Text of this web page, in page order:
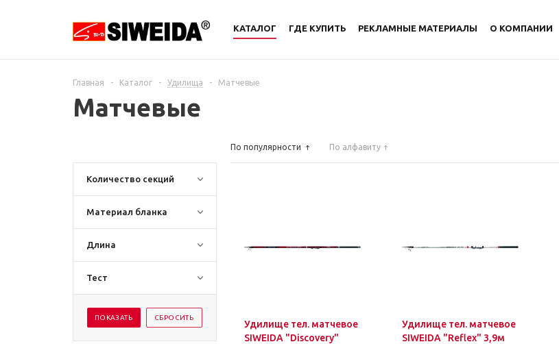
КАТАЛОГ ГДЕ КУПИТЬ РЕКЛАМНЫЕ МАТЕРИАЛЫ О КОМПАНИИ
Главная - Каталог - Удилища - Матчевые
Матчевые
Количество секций
Материал бланка
Длина
Тест
По популярности По алфавиту
Удилище тел. матчевое
SIWEIDA "Discovery"
Удилище тел. матчевое
SIWEIDA "Reflex" 3,9м